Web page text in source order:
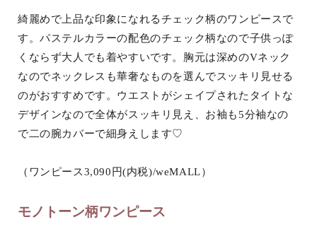
綺麗めで上品な印象になれるチェック柄のワンピースで
す。パステルカラーの配色のチェック柄なので子供っぽ
くならず大人でも着やすいです。胸元は深めのVネック
なのでネックレスも華奢なものを選んでスッキリ見せる
のがおすすめです。ウエストがシェイプされたタイトな
デザインなので全体がスッキリ見え、お袖も5分袖なの
で二の腕カバーで細身えします♡
（ワンピース3,090円(内税)/weMALL）
モノトーン柄ワンピース